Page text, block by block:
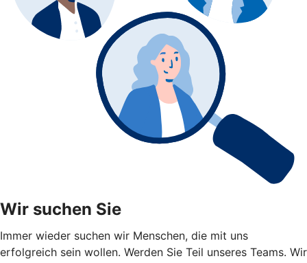
Wir suchen Sie
Immer wieder suchen wir Menschen, die mit uns
erfolgreich sein wollen. Werden Sie Teil unseres Teams. Wir